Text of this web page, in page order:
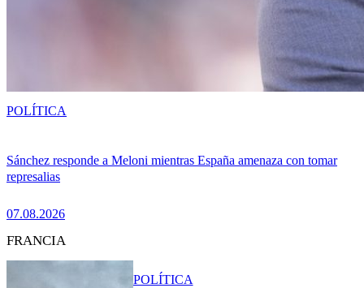
Sánchez responde a Meloni mientras España amenaza con tomar
represalias
07.08.2026
POLÍTICA
FRANCIA
POLÍTICA